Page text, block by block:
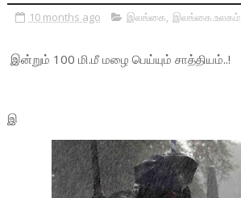
10 months ago இலங்கை, இலங்கை.உலகம்
இன்றும் 100 மி.மீ மழை பெய்யும் சாத்தியம்..!
இ